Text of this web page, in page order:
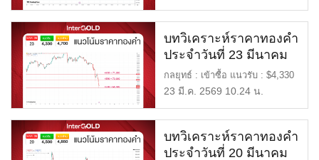
บทวิเคราะห์ราคาทองคำ
ประจำวันที่ 23 มีนาคม
2569
กลยุทธ์ : เข้าซื้อ แนวรับ : $4,330
หรือ 68,400 แนวต้าน […]
23 มี.ค. 2569 10.24 น.
บทวิเคราะห์ราคาทองคำ
ประจำวันที่ 20 มีนาคม